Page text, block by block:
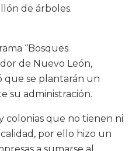
de árboles.
“Bosques
de Nuevo León,
que se plantarán un
su administración.
colonias que no tienen ni
por ello hizo un